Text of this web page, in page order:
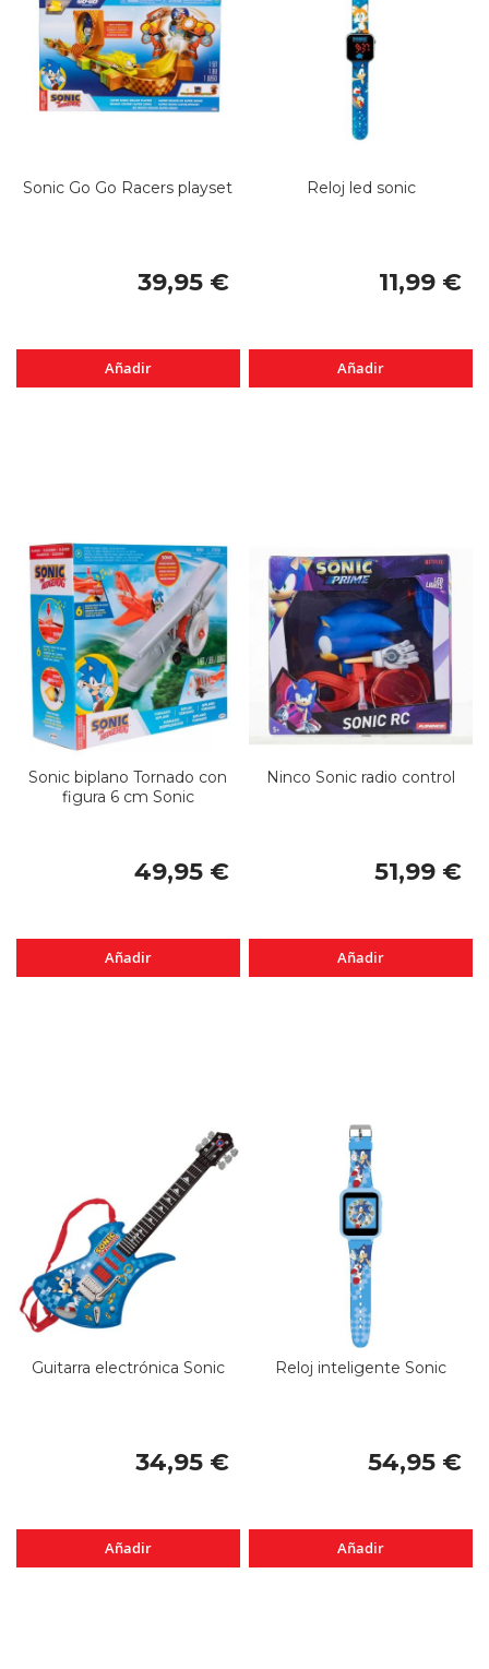
Sonic Go Go Racers playset
39,95 €
Añadir
Reloj led sonic
11,99 €
Añadir
Sonic biplano Tornado con
figura 6 cm Sonic
49,95 €
Añadir
Ninco Sonic radio control
51,99 €
Añadir
Guitarra electrónica Sonic
34,95 €
Añadir
Reloj inteligente Sonic
54,95 €
Añadir